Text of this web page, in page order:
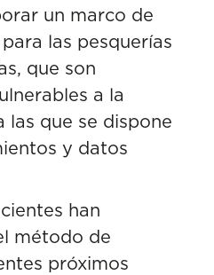
un marco de
las pesquerías
que son
a la
las que se dispone
y datos
han
método de
próximos